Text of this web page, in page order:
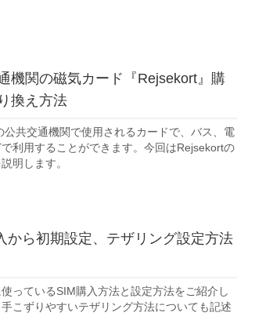
機関の磁気カード『Rejsekort』購
換え方法
共交通機関で使用されるカードで、バス、電
利用することができます。今回はRejsekortの
明します。
から初期設定、テザリング設定方法
っているSIM購入方法と設定方法をご紹介し
こずりやすいテザリング方法についても記述